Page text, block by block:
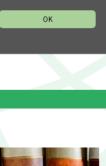
OK